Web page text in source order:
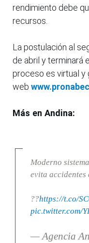
rendimiento debe
recursos.
La postulación al
de abril y terminará
proceso es virtual y
web
Más en Andina:
Moderno
evita accidentes
??https://t.co/
pic.twitter.com/
— Agencia